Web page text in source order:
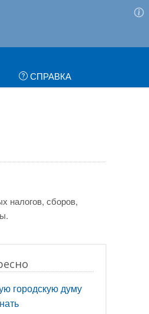
СПРАВКА
налогов, сборов,
городскую думу